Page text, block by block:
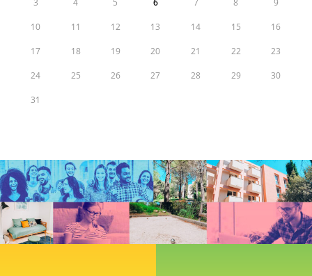
3 4 5 6 7 8 9
10 11 12 13 14 15 16
17 18 19 20 21 22 23
24 25 26 27 28 29 30
31